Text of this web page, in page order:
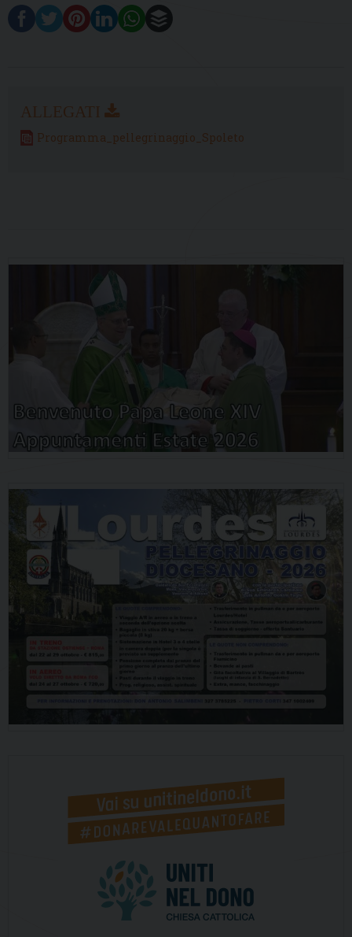
Programma_pellegrinaggio_Spoleto